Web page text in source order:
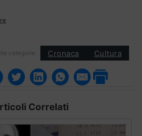
categorie: Cronaca Cultura
Correlati